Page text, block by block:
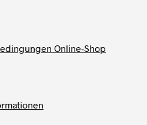
Online-Shop